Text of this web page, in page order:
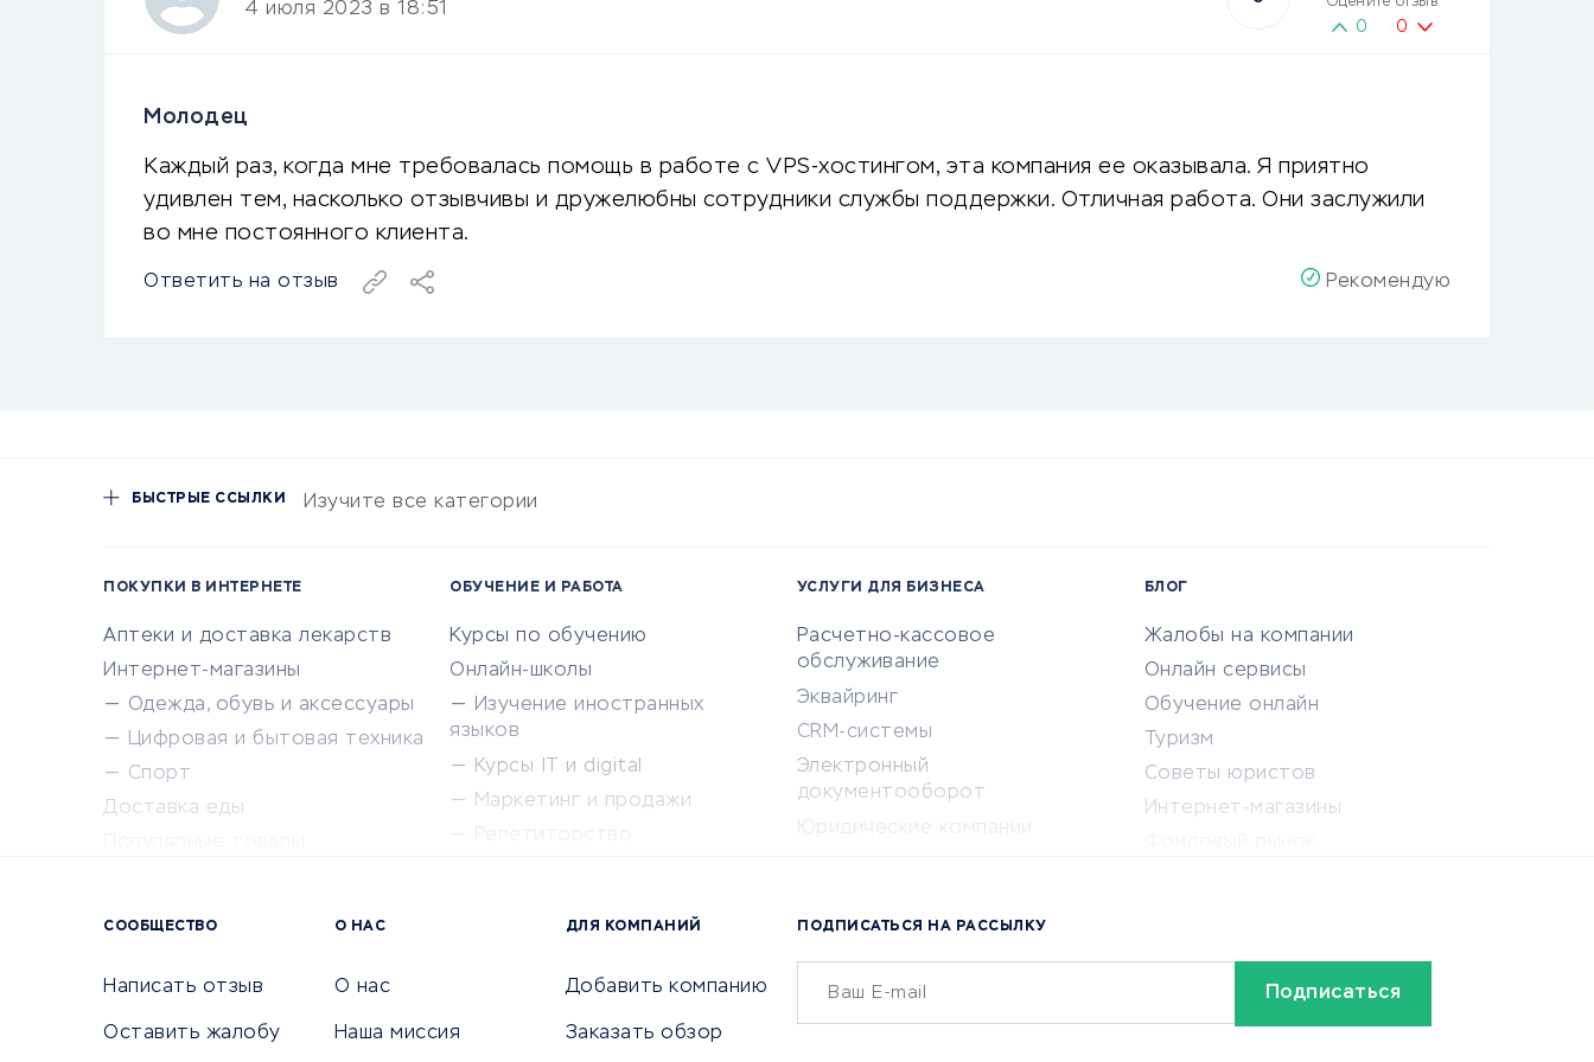
4 июля 2023 в 18:51
0 0
Молодец
Каждый раз, когда мне требовалась помощь в работе с VPS-хостингом, эта компания ее оказывала. Я приятно
удивлен тем, насколько отзывчивы и дружелюбны сотрудники службы поддержки. Отличная работа. Они заслужили
во мне постоянного клиента.
Ответить на отзыв Рекомендую
БЫСТРЫЕ ССЫЛКИ Изучите все категории
ПОКУПКИ В ИНТЕРНЕТЕ
Аптеки и доставка лекарств
Интернет-магазины
Одежда, обувь и аксессуары
Цифровая и бытовая техника
Спорт
Доставка еды
ОБУЧЕНИЕ И РАБОТА
Курсы по обучению
Онлайн-школы
Изучение иностранных
языков
Курсы IT и digital
Маркетинг и продажи
Сетевой маркетинг
УСЛУГИ ДЛЯ БИЗНЕСА
Расчетно-кассовое
обслуживание
Эквайринг
CRM-системы
Электронный
документооборот
Юридические компании
Бухгалтерия онлайн
Онлайн-кассы
SERM
БЛОГ
Жалобы на компании
Онлайн сервисы
Обучение онлайн
Туризм
Советы юристов
Интернет-магазины
Бонусы и акции
СООБЩЕСТВО
Написать отзыв
Оставить жалобу
О НАС
О нас
Наша миссия
ДЛЯ КОМПАНИЙ
Добавить компанию
Заказать обзор
ПОДПИСАТЬСЯ НА РАССЫЛКУ